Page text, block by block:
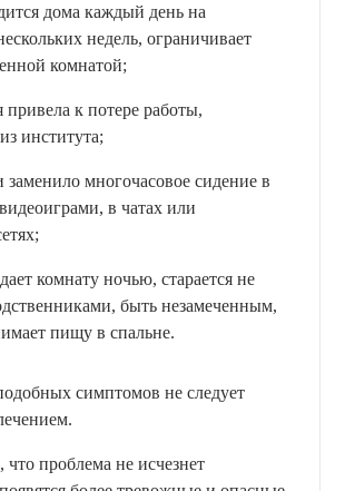
дома каждый день на
недель, ограничивает
комнатой;
привела к потере работы,
института;
заменило многочасовое сидение в
в чатах или
комнату ночью, старается не
быть незамеченным,
пищу в спальне.
симптомов не следует
проблема не исчезнет